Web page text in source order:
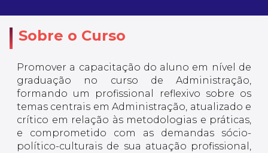
Sobre o Curso
Promover a capacitação do aluno em nível de
graduação no curso de Administração,
formando um profissional reflexivo sobre os
temas centrais em Administração, atualizado e
crítico em relação às metodologias e práticas,
e comprometido com as demandas sócio-
político-culturais de sua atuação profissional,